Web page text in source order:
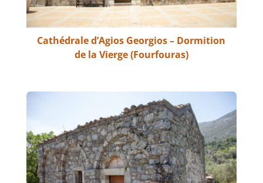
Cathédrale d’Agios Georgios – Dormition
de la Vierge (Fourfouras)